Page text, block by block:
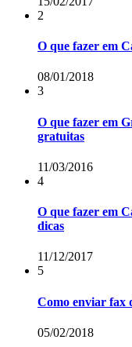
2
O que fazer em
08/01/2018
3
O que fazer em
gratuitas
11/03/2016
4
O que fazer em
dicas
11/12/2017
5
Como enviar fax
05/02/2018